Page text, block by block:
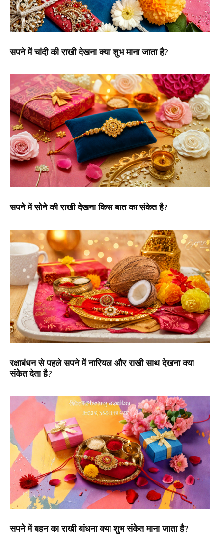
सपने में चांदी की राखी देखना क्या शुभ माना जाता है?
सपने में सोने की राखी देखना किस बात का संकेत है?
रक्षाबंधन से पहले सपने में नारियल और राखी साथ देखना क्या
संकेत देता है?
सपने में बहन का राखी बांधना क्या शुभ संकेत माना जाता है?